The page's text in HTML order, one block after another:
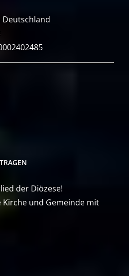
Deutschland
der Diözese!
und Gemeinde mit